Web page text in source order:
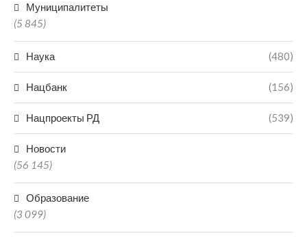
Муниципалитеты
(5 845)
Наука (480)
Нацбанк (156)
Нацпроекты РД (539)
Новости
(56 145)
Образование
(3 099)